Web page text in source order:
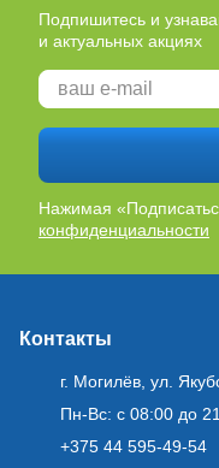
Подпишитесь и
и актуальных акциях
Нажимая
конфиденциальности
Контакты
г. Могилёв, ул.
Пн-Вс: с 08:00 до
+375 44 595-49-54